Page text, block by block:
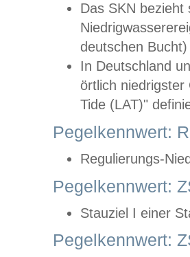
Das SKN
deutschen
In Deutschland
örtlich
Tide (LAT)"
Pegelkennwert:
Regulierungs-
Pegelkennwert:
Stauziel I einer
Pegelkennwert: